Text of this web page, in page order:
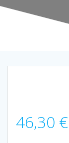
46,30 €